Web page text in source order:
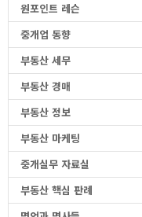
원포인트 레슨
중개업 동향
부동산 세무
부동산 경매
부동산 정보
부동산 마케팅
중개실무 자료실
부동산 핵심 판례